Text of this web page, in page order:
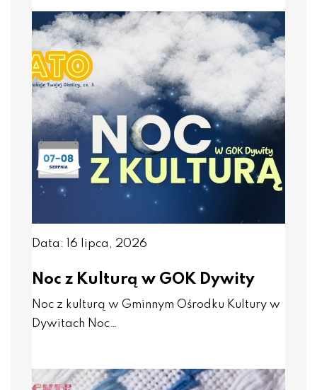
Data: 16 lipca, 2026
Noc z Kulturą w GOK Dywity
Noc z kulturą w Gminnym Ośrodku Kultury w
Dywitach Noc…